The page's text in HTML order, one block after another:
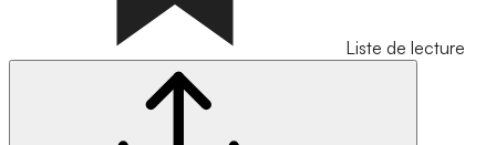
Liste de lecture